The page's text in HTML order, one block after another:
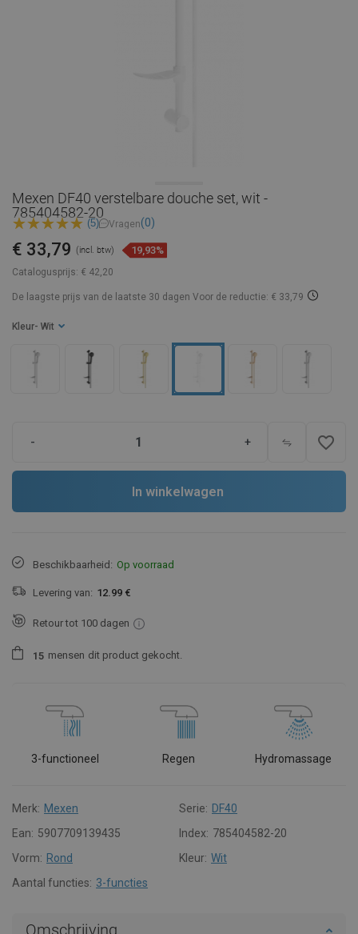
Mexen DF40 verstelbare douche set, wit -
785404582-20
(5) Vragen(0)
Catalogusprijs: € 42,20
€ 33,79 (incl. btw) 19,93%
De laagste prijs van de laatste 30 dagen Voor de reductie: € 33,79
Kleur - Wit
- + favorite_border
In winkelwagen
Beschikbaarheid: Op voorraad
Levering van: 12.99 €
Retour tot 100 dagen
1 5 mensen dit product gekocht.
3-functioneel Regen Hydromassage
Merk: Mexen Serie: DF40
Ean: 5907709139435 Index: 785404582-20
Vorm: Rond Kleur: Wit
Aantal functies: 3-functies
Omschrijving